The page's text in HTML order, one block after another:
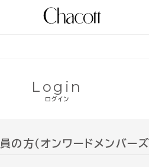
ログイン
Login
の方（オンワードメンバーズ